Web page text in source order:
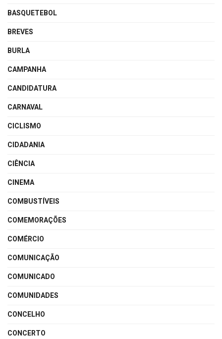
BASQUETEBOL
BREVES
BURLA
CAMPANHA
CANDIDATURA
CARNAVAL
CICLISMO
CIDADANIA
CIÊNCIA
CINEMA
COMBUSTÍVEIS
COMEMORAÇÕES
COMÉRCIO
COMUNICAÇÃO
COMUNICADO
COMUNIDADES
CONCELHO
CONCERTO